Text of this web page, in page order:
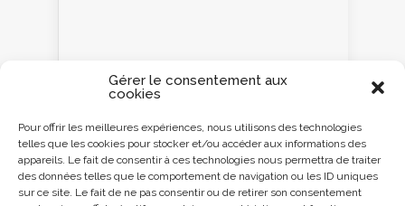
Gérer le consentement aux
cookies
Pour offrir les meilleures expériences, nous utilisons des technologies
telles que les cookies pour stocker et/ou accéder aux informations des
appareils. Le fait de consentir à ces technologies nous permettra de traiter
des données telles que le comportement de navigation ou les ID uniques
sur ce site. Le fait de ne pas consentir ou de retirer son consentement
Panneau d'information
Cliquez ici ou
scannez le QR code
avec votre
Smartphone pour